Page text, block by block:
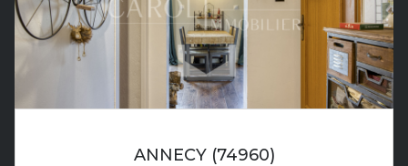
ANNECY (74960)